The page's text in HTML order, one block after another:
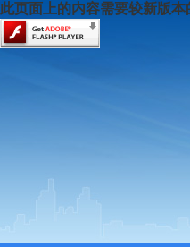
此页面上的内容需要较新版本